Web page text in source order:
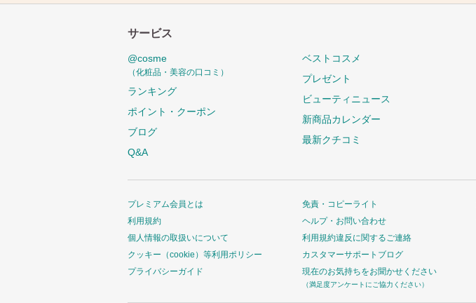
サービス
@cosme
（化粧品・美容の口コミ）
ランキング
ポイント・クーポン
ブログ
Q&A
ベストコスメ
プレゼント
ビューティニュース
新商品カレンダー
最新クチコミ
プレミアム会員とは
利用規約
個人情報の取扱いについて
クッキー（cookie）等利用ポリシー
プライバシーガイド
免責・コピーライト
ヘルプ・お問い合わせ
利用規約違反に関するご連絡
カスタマーサポートブログ
現在のお気持ちをお聞かせください
（満足度アンケートにご協力ください）